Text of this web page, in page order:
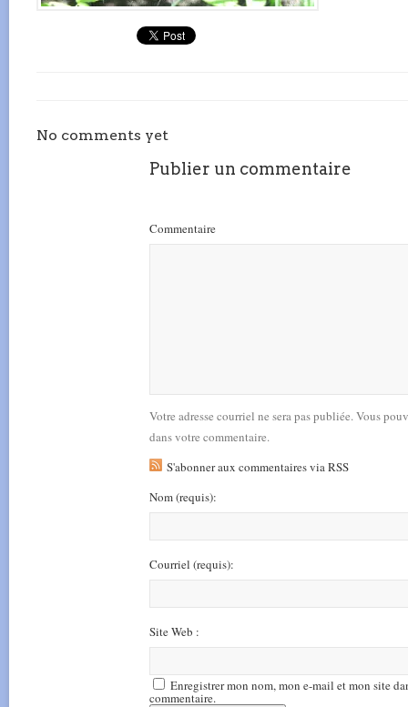
No comments yet
Publier un commentaire
Commentaire
Votre adresse courriel ne sera pas publiée. Vous
dans votre commentaire.
S'abonner aux commentaires via RSS
Nom(requis):
Courriel (requis):
Site Web :
Enregistrer mon nom, mon e-mail et mon site
commentaire.